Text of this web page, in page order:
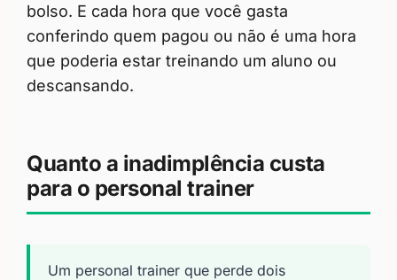
bolso. E cada hora que você gasta
conferindo quem pagou ou não é uma hora
que poderia estar treinando um aluno ou
descansando.
Quanto a inadimplência custa
para o personal trainer
Um personal trainer que perde dois